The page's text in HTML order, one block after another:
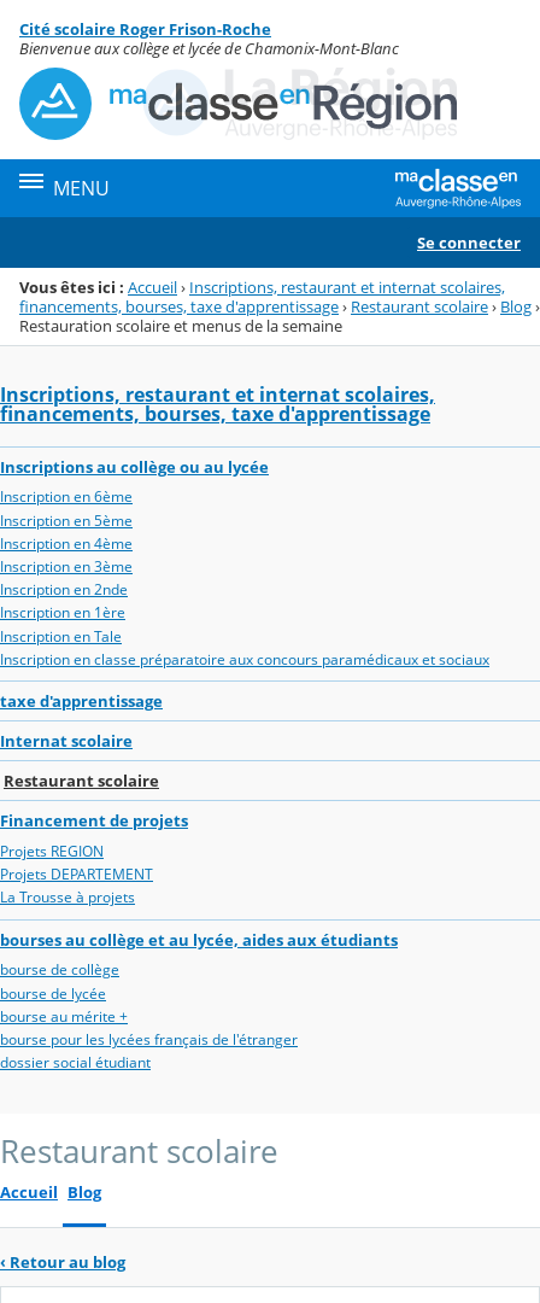
Menu de la rubrique
Contenu
Cité scolaire Roger Frison-Roche
Bienvenue aux collège et lycée de Chamonix-Mont-Blanc
MENU
Se connecter
Vous êtes ici : Accueil› Inscriptions, restaurant et internat scolaires,
financements, bourses, taxe d'apprentissage› Restaurant scolaire› Blog›
Restauration scolaire et menus de la semaine
Inscriptions, restaurant et internat scolaires,
financements, bourses, taxe d'apprentissage
Inscriptions au collège ou au lycée
Inscription en 6ème
Inscription en 5ème
Inscription en 4ème
Inscription en 3ème
Inscription en 2nde
Inscription en 1ère
Inscription en Tale
Inscription en classe préparatoire aux concours paramédicaux et sociaux
taxe d'apprentissage
Internat scolaire
Restaurant scolaire
Financement de projets
Projets REGION
Projets DEPARTEMENT
La Trousse à projets
bourses au collège et au lycée, aides aux étudiants
bourse de collège
bourse de lycée
bourse au mérite +
bourse pour les lycées français de l'étranger
dossier social étudiant
Restaurant scolaire
Accueil Blog
‹ Retour au blog